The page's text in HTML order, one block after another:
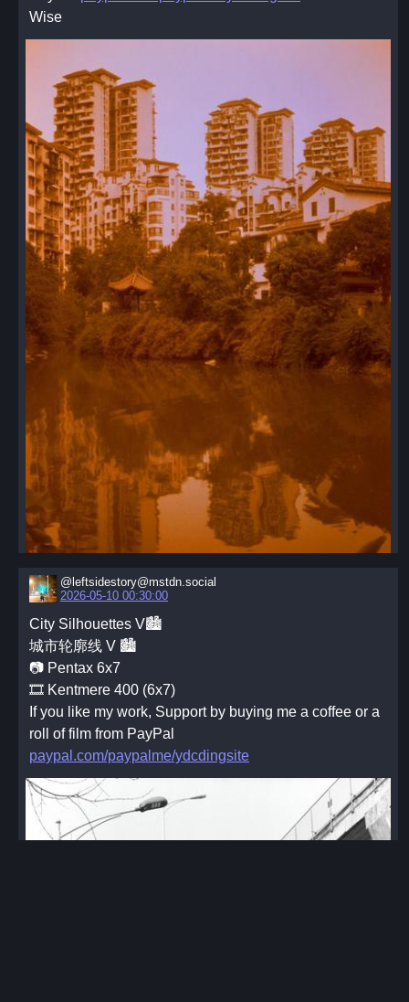
Wise
@leftsidestory@mstdn.social
2026-05-10 00:30:00
City Silhouettes V🏙️
城市轮廓线 V 🏙️
📷 Pentax 6x7
🎞️ Kentmere 400 (6x7)
If you like my work, Support by buying me a coffee or a
roll of film from PayPal
paypal.com/paypalme/ydcdingsite